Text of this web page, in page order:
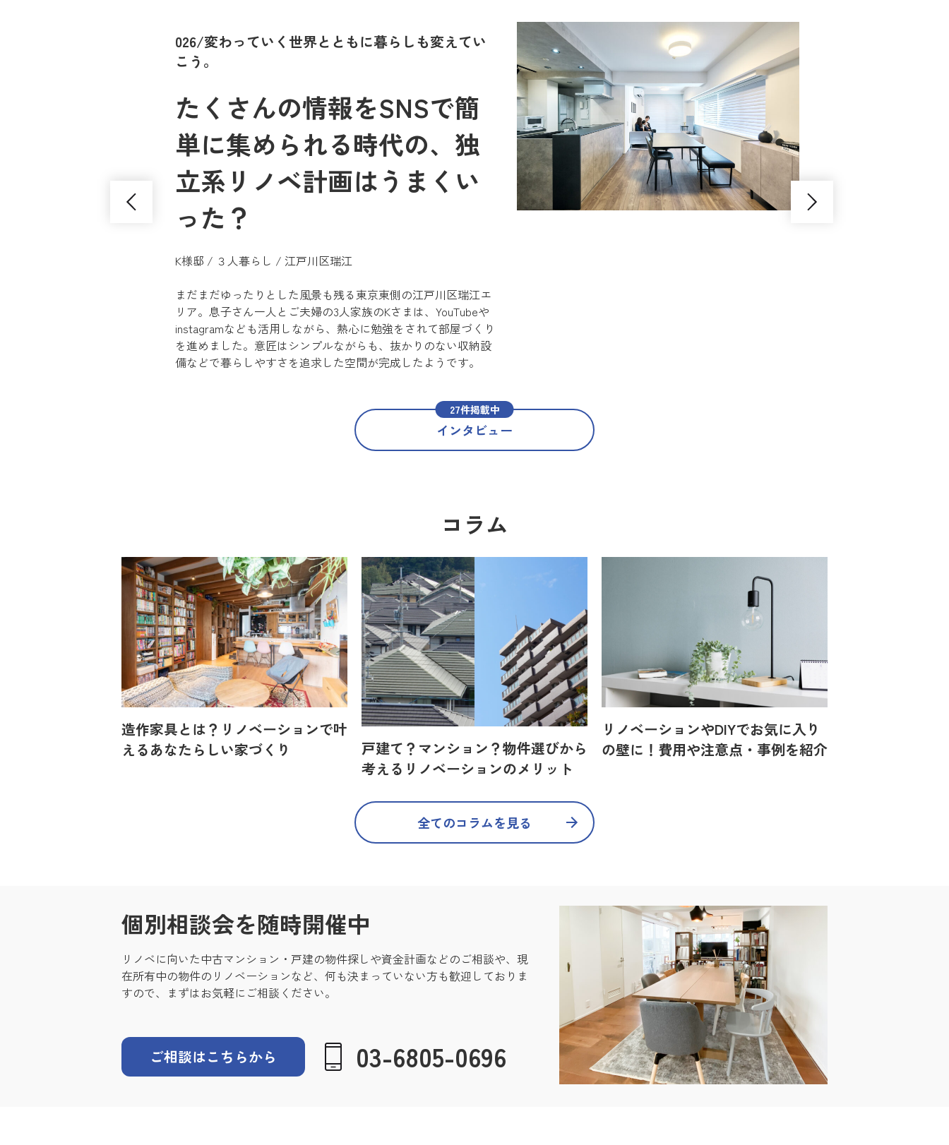
026/変わっていく世界とともに暮らしも変えてい
こう。
たくさんの情報をSNSで簡
単に集められる時代の、独
立系リノベ計画はうまくい
った？
K様邸 / ３人暮らし / 江戸川区瑞江
まだまだゆったりとした風景も残る東京東側の江戸川区瑞江エ
リア。息子さん一人とご夫婦の3人家族のKさまは、YouTubeや
instagramなども活用しながら、熱心に勉強をされて部屋づくり
を進めました。意匠はシンプルながらも、抜かりのない収納設
備などで暮らしやすさを追求した空間が完成したようです。
日々を送ろ
インタビュー
27件掲載中
コラム
造作家具とは？リノベーションで叶
えるあなたらしい家づくり
戸建て？マンション？物件選びから
考えるリノベーションのメリット
リノベーションやDIYでお気に入り
の壁に！費用や注意点・事例を紹介
全てのコラムを見る
個別相談会を随時開催中
リノベに向いた中古マンション・戸建の物件探しや資金計画などのご相談や、現
在所有中の物件のリノベーションなど、何も決まっていない方も歓迎しておりま
すので、まずはお気軽にご相談ください。
ご相談はこちらから 03-6805-0696